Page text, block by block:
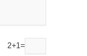
2+1=